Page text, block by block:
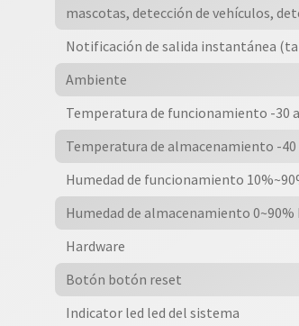
mascotas, detección de vehículos,
Notificación de salida instantánea
Ambiente
Temperatura de funcionamiento -30
Temperatura de almacenamiento -40
Humedad de funcionamiento
Humedad de almacenamiento 0~90%
Hardware
Botón botón reset
Indicator led led del sistema